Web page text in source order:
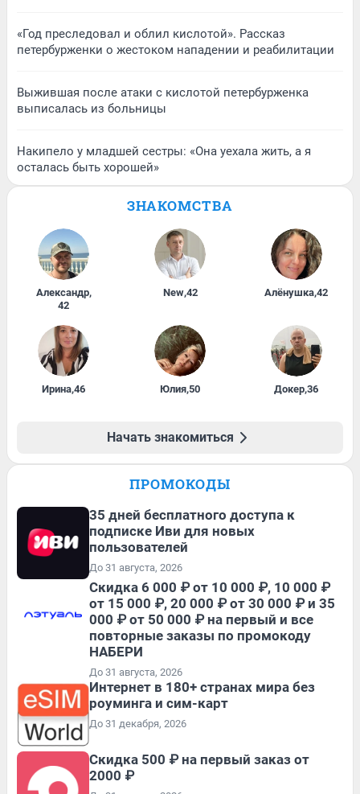
«Год преследовал и облил кислотой». Рассказ
петербурженки о жестоком нападении и реабилитации
Выжившая после атаки с кислотой петербурженка
выписалась из больницы
Накипело у младшей сестры: «Она уехала жить, а я
осталась быть хорошей»
ЗНАКОМСТВА
Александр,
42
New,42 Алёнушка,42
Ирина,46 Юлия,50 Докер,36
Начать знакомиться
ПРОМОКОДЫ
35 дней бесплатного доступа к
подписке Иви для новых
пользователей
До 31 августа, 2026
Скидка 6 000 ₽ от 10 000 ₽, 10 000 ₽
от 15 000 ₽, 20 000 ₽ от 30 000 ₽ и 35
000 ₽ от 50 000 ₽ на первый и все
повторные заказы по промокоду
НАБЕРИ
До 31 августа, 2026
Интернет в 180+ странах мира без
роуминга и сим-карт
До 31 декабря, 2026
Скидка 500 ₽ на первый заказ от
2000 ₽